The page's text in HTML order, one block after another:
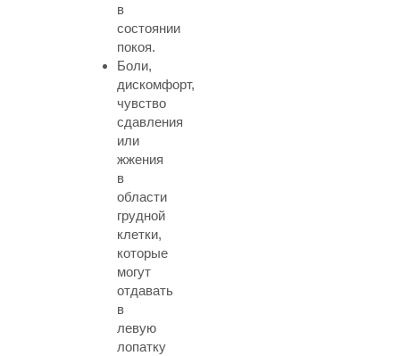
в
состоянии
покоя.
Боли,
дискомфорт,
чувство
сдавления
или
жжения
в
области
грудной
клетки,
которые
могут
отдавать
в
левую
лопатку